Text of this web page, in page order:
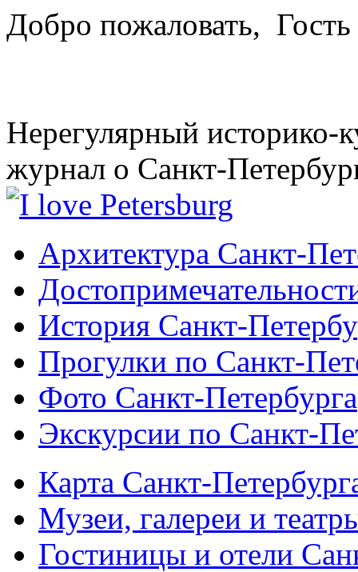
Добро пожаловать, Гость
Нерегулярный историко-
журнал о Санкт-
Архитектура Санкт-
История Санкт-
Прогулки по Санкт-
Фото Санкт-Петербурга
Экскурсии по Санкт-
Карта Санкт-
Музеи, галереи и
Гостиницы и отели